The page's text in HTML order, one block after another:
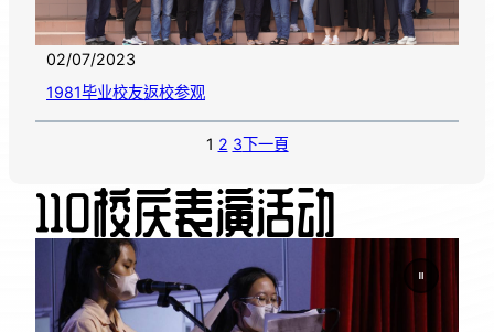
02/07/2023
1981毕业校友返校参观
1 2 3下一頁
110校庆表演活动